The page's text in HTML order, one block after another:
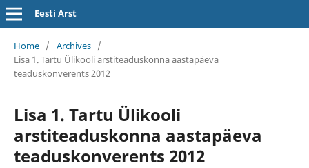
Eesti Arst
Home / Archives /
Lisa 1. Tartu Ülikooli arstiteaduskonna aastapäeva
teaduskonverents 2012
Lisa 1. Tartu Ülikooli
arstiteaduskonna aastapäeva
teaduskonverents 2012